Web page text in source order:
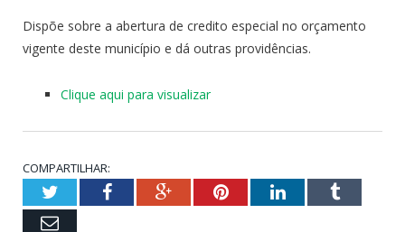
Dispõe sobre a abertura de credito especial no orçamento
vigente deste município e dá outras providências.
Clique aqui para visualizar
COMPARTILHAR:
TwitterFacebookGoogle+PinterestLinkedInTumblr
Email